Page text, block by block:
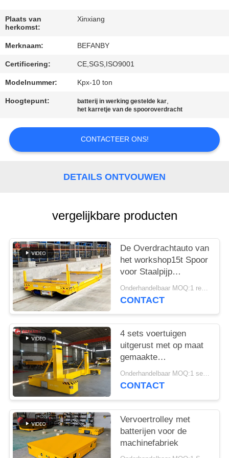
ONS
NIEUWS
VERZOEK
OM EEN
SITEMAP
Plaats van
herkomst:
Xinxiang
Merknaam: BEFANBY
Certificering: CE,SGS,ISO9001
Modelnummer: Kpx-10 ton
Hoogtepunt: batterij in werking gestelde kar,
het karretje van de spooroverdracht
CONTACTEER ONS!
DETAILS ONTVOUWEN
vergelijkbare producten
De Overdrachtauto van
het workshop15t Spoor
voor Staalpijp
Behandeling
Onderhandelbaar MOQ:1 reeks/reeksen
CONTACT
4 sets voertuigen
uitgerust met op maat
gemaakte
spoorvervoerswagens
handhanger
Onderhandelbaar MOQ:1 set/sets
CONTACT
Vervoertrolley met
batterijen voor de
machinefabriek